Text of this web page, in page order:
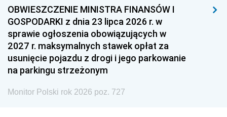
OBWIESZCZENIE MINISTRA FINANSÓW I
GOSPODARKI z dnia 23 lipca 2026 r. w
sprawie ogłoszenia obowiązujących w
2027 r. maksymalnych stawek opłat za
usunięcie pojazdu z drogi i jego parkowanie
na parkingu strzeżonym
Monitor Polski rok 2026 poz. 727